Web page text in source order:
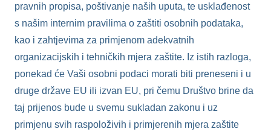
pravnih propisa, poštivanje naših uputa, te usklađenost
s našim internim pravilima o zaštiti osobnih podataka,
kao i zahtjevima za primjenom adekvatnih
organizacijskih i tehničkih mjera zaštite. Iz istih razloga,
ponekad će Vaši osobni podaci morati biti preneseni i u
druge države EU ili izvan EU, pri čemu Društvo brine da
taj prijenos bude u svemu sukladan zakonu i uz
primjenu svih raspoloživih i primjerenih mjera zaštite